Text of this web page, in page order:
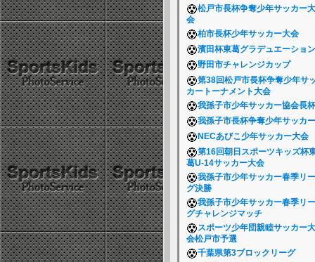
松戸市長杯争奪少年サッカー大
会
柏市長杯少年サッカー大会
濱田杯東葛グラデュエーション
野田市チャレンジカップ
第38回松戸市長杯争奪少年サ
カートーナメント大会
我孫子市少年サッカー協会長
我孫子市長杯争奪少年サッカー
NECあびこ少年サッカー大会
第16回朝日スポーツキッズ杯
葛U-14サッカー大会
我孫子市少年サッカー春季リー
グ決勝
我孫子市少年サッカー春季リー
グチャレンジマッチ
スポーツ少年団親睦サッカー大
会松戸市予選
千葉県第3ブロックリーグ